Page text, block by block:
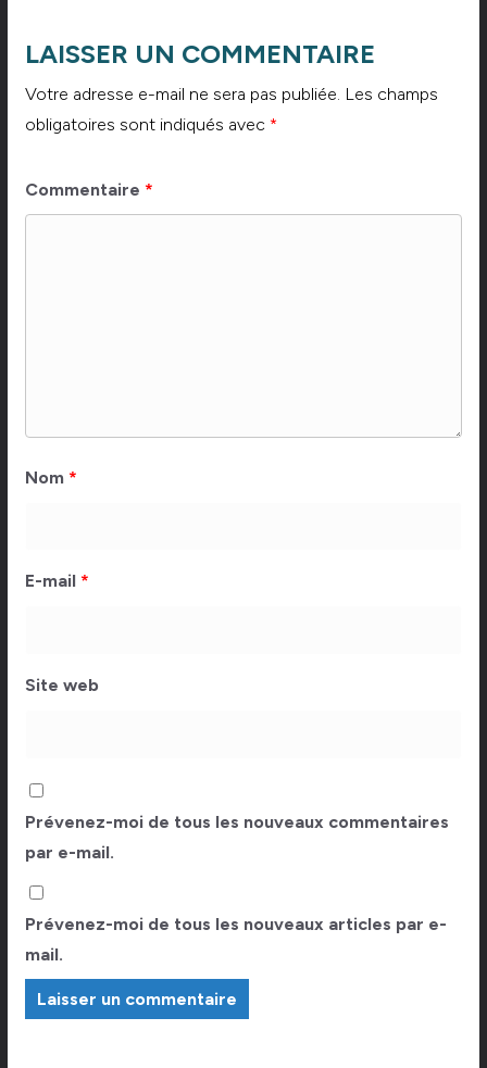
LAISSER UN COMMENTAIRE
Votre adresse e-mail ne sera pas publiée. Les champs
obligatoires sont indiqués avec *
Commentaire *
Nom *
E-mail *
Site web
Prévenez-moi de tous les nouveaux commentaires
par e-mail.
Prévenez-moi de tous les nouveaux articles par e-
mail.